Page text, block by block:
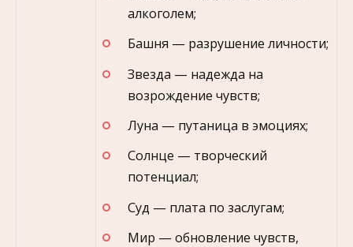
алкоголем;
Башня — разрушение личности;
Звезда — надежда на
возрождение чувств;
Луна — путаница в эмоциях;
Солнце — творческий
потенциал;
Суд — плата по заслугам;
Мир — обновление чувств,